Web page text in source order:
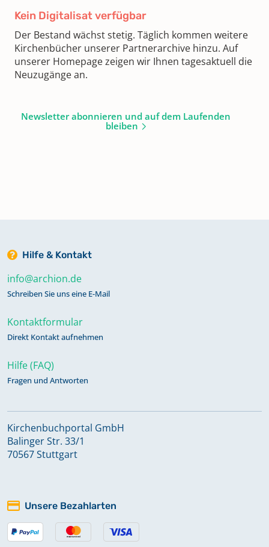
Kein Digitalisat verfügbar
Der Bestand wächst stetig. Täglich kommen weitere
Kirchenbücher unserer Partnerarchive hinzu. Auf
unserer Homepage zeigen wir Ihnen tagesaktuell die
Neuzugänge an.
Newsletter abonnieren und auf dem Laufenden
bleiben
Hilfe & Kontakt
info@archion.de
Schreiben Sie uns eine E-Mail
Kontaktformular
Direkt Kontakt aufnehmen
Hilfe (FAQ)
Fragen und Antworten
Kirchenbuchportal GmbH
Balinger Str. 33/1
70567 Stuttgart
Unsere Bezahlarten